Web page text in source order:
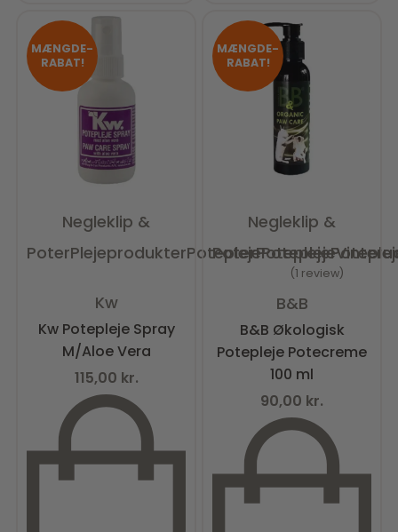
MÆNGDE-
RABAT!
Negleklip &
PoterPlejeprodukterPoteplejePotepleje
Kw
Kw Potepleje Spray
M/Aloe Vera
115,00 kr.
MÆNGDE-
RABAT!
Negleklip &
PoterPotepleje
1 review
B&B
B&B Økologisk
Potepleje Potecreme
100 ml
90,00 kr.